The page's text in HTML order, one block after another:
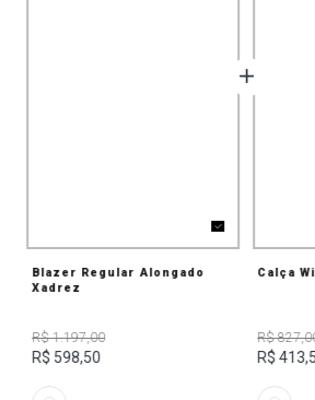
Blazer Regular Alongado
Xadrez
R$ 1.197,00
R$ 598,50
Calça
R$
R$